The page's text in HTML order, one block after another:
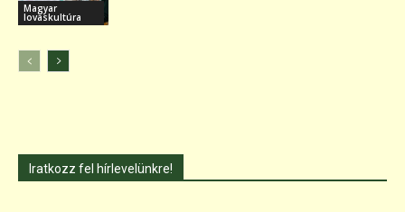
Magyar
lovaskultúra
Iratkozz fel hírlevelünkre!